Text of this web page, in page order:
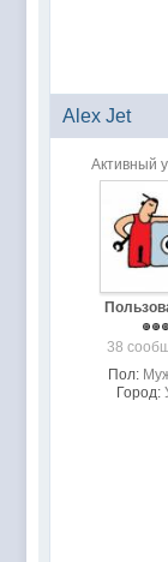
Аlex Jet
Активный
38
Пол:
Город: